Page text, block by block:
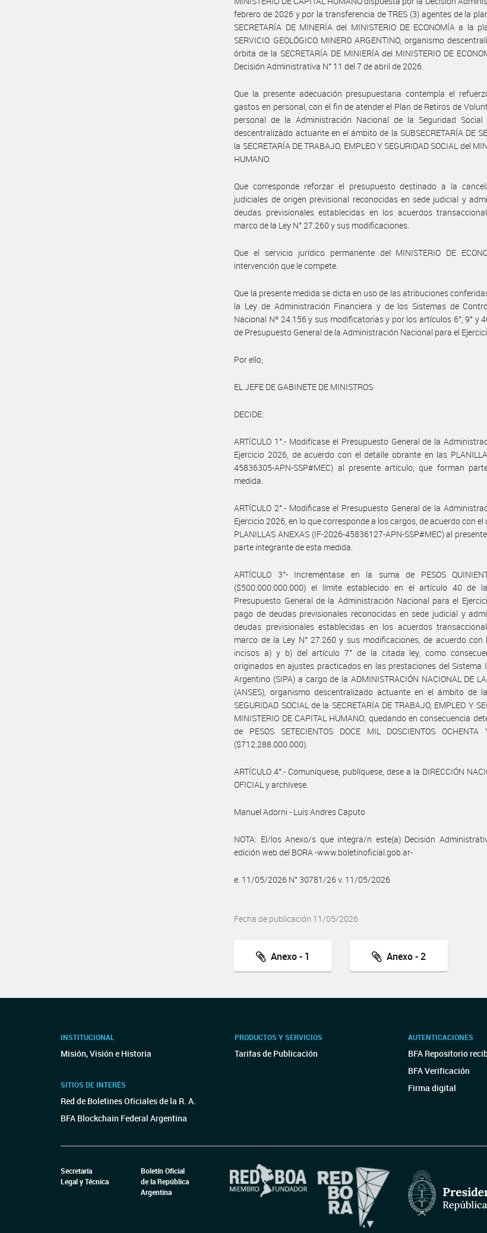
febrero de 2026 y por la transferencia de TRES (3) agentes de la
SECRETARÍA DE MINERÍA del MINISTERIO DE ECONOMÍA a la
SERVICIO GEOLÓGICO MINERO ARGENTINO, organismo
órbita de la SECRETARÍA DE MINIERÍA del MINISTERIO DE
Decisión Administrativa N° 11 del 7 de abril de 2026.
Que la presente adecuación presupuestaria contempla el
gastos en personal, con el fin de atender el Plan de Retiros de
personal de la Administración Nacional de la Seguridad Social
descentralizado actuante en el ámbito de la SUBSECRETARÍA DE
la SECRETARÍA DE TRABAJO, EMPLEO Y SEGURIDAD SOCIAL del
HUMANO.
Que corresponde reforzar el presupuesto destinado a la
judiciales de origen previsional reconocidas en sede judicial y
deudas previsionales establecidas en los acuerdos
marco de la Ley N° 27.260 y sus modificaciones.
Que el servicio jurídico permanente del MINISTERIO DE
intervención que le compete.
Que la presente medida se dicta en uso de las atribuciones
la Ley de Administración Financiera y de los Sistemas de
Nacional Nº 24.156 y sus modificatorias y por los artículos 6°, 9° y
de Presupuesto General de la Administración Nacional para el
Por ello,
EL JEFE DE GABINETE DE MINISTROS
DECIDE:
ARTÍCULO 1°.- Modifícase el Presupuesto General de la
Ejercicio 2026, de acuerdo con el detalle obrante en las
45836305-APN-SSP#MEC) al presente artículo, que forman
medida.
ARTÍCULO 2°.- Modificase el Presupuesto General de la
Ejercicio 2026, en lo que corresponde a los cargos, de acuerdo con
PLANILLAS ANEXAS (IF-2026-45836127-APN-SSP#MEC) al
parte integrante de esta medida.
ARTÍCULO 3°- Increméntase en la suma de PESOS
($500.000.000.000) el límite establecido en el artículo 40 de
Presupuesto General de la Administración Nacional para el
pago de deudas previsionales reconocidas en sede judicial y
deudas previsionales establecidas en los acuerdos
marco de la Ley N° 27.260 y sus modificaciones, de acuerdo
incisos a) y b) del artículo 7° de la citada ley, como
originados en ajustes practicados en las prestaciones del Sistema
Argentino (SIPA) a cargo de la ADMINISTRACIÓN NACIONAL DE LA
(ANSES), organismo descentralizado actuante en el ámbito de la
SEGURIDAD SOCIAL de la SECRETARÍA DE TRABAJO, EMPLEO Y
MINISTERIO DE CAPITAL HUMANO; quedando en consecuencia
de PESOS SETECIENTOS DOCE MIL DOSCIENTOS OCHENTA
($712.288.000.000).
ARTÍCULO 4°.- Comuníquese, publíquese, dese a la DIRECCIÓN
OFICIAL y archívese.
Manuel Adorni - Luis Andres Caputo
NOTA: El/los Anexo/s que integra/n este(a) Decisión
edición web del BORA -www.boletinoficial.gob.ar-
e. 11/05/2026 N° 30781/26 v. 11/05/2026
Fecha de publicación 11/05/2026
Anexo - 1 Anexo - 2
INSTITUCIONAL
Misión, Visión e Historia
SITIOS DE INTERÉS
Red de Boletines Oficiales de la R. A.
BFA Blockchain Federal Argentina
PRODUCTOS Y SERVICIOS
Tarifas de Publicación
AUTENTICACIONES
BFA Repositorio
BFA Verificación
Firma digital
Secretaría
Legal y Técnica
Boletín Oficial
de la República
Argentina